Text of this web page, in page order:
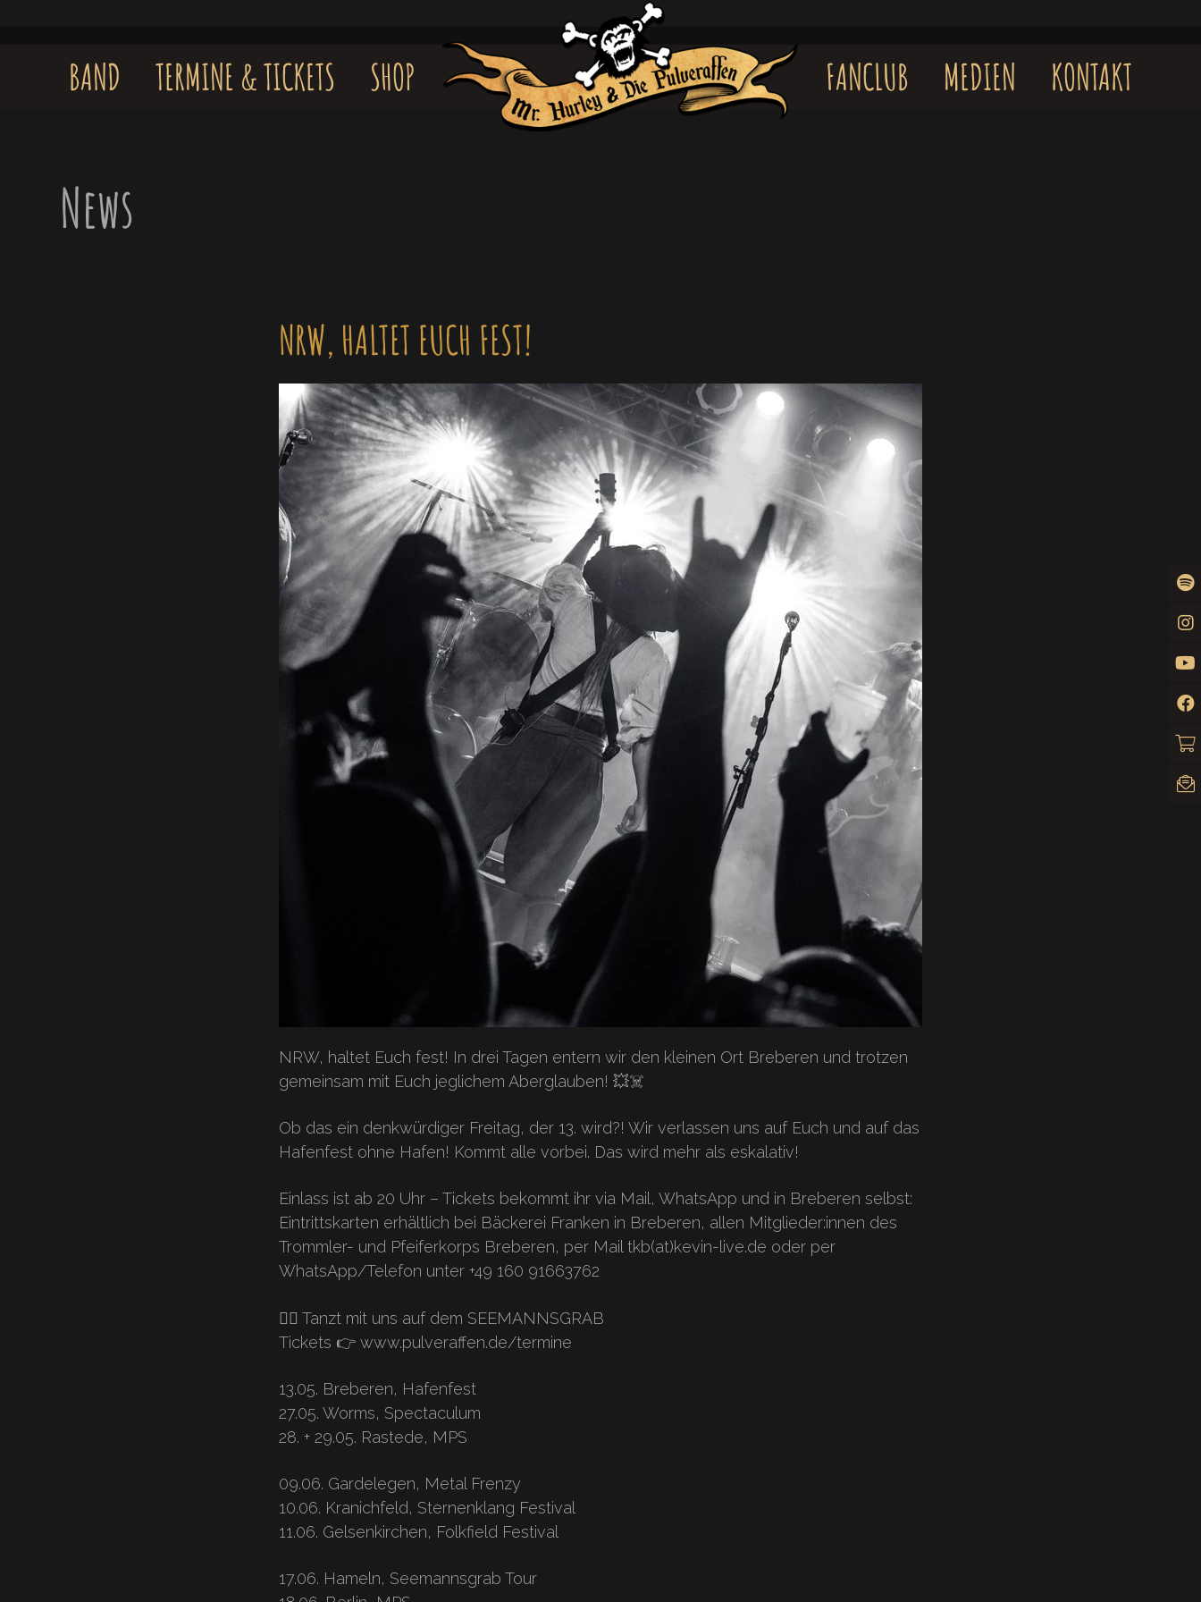
BAND TERMINE & TICKETS SHOP FANCLUB MEDIEN KONTAKT
News
NRW, HALTET EUCH FEST!
NRW, haltet Euch fest! In drei Tagen entern wir den kleinen Ort Breberen und trotzen
gemeinsam mit Euch jeglichem Aberglauben! 💥☠️
Ob das ein denkwürdiger Freitag, der 13. wird?! Wir verlassen uns auf Euch und auf das
Hafenfest ohne Hafen! Kommt alle vorbei. Das wird mehr als eskalativ!
Einlass ist ab 20 Uhr – Tickets bekommt ihr via Mail, WhatsApp und in Breberen selbst:
Eintrittskarten erhältlich bei Bäckerei Franken in Breberen, allen Mitglieder:innen des
Trommler- und Pfeiferkorps Breberen, per Mail tkb(at)kevin-live.de oder per
WhatsApp/Telefon unter +49 160 91663762
🏴‍☠️ Tanzt mit uns auf dem SEEMANNSGRAB
Tickets 👉 www.pulveraffen.de/termine
13.05. Breberen, Hafenfest
27.05. Worms, Spectaculum
28. + 29.05. Rastede, MPS
09.06. Gardelegen, Metal Frenzy
10.06. Kranichfeld, Sternenklang Festival
11.06. Gelsenkirchen, Folkfield Festival
17.06. Hameln, Seemannsgrab Tour